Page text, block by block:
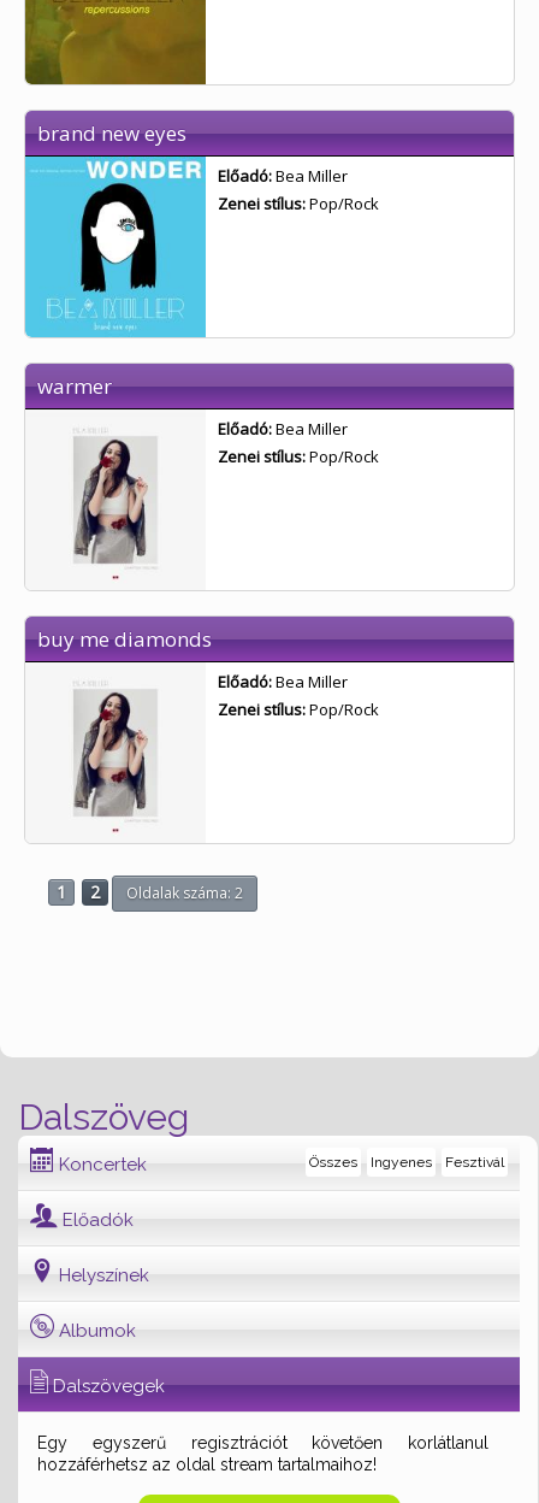
Dalszöveg
Koncertek Fesztivál
Ingyenes
Összes
Előadók
Helyszínek
Albumok
Dalszövegek
Egy egyszerű regisztrációt követően korlátlanul
hozzáférhetsz az oldal stream tartalmaihoz!
brand new eyes
Előadó:Bea Miller
Zenei stílus:Pop/Rock
warmer
Előadó:Bea Miller
Zenei stílus:Pop/Rock
buy me diamonds
Előadó:Bea Miller
Zenei stílus:Pop/Rock
1 2 Oldalak száma: 2